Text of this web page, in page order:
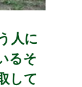
人に
るそ
して